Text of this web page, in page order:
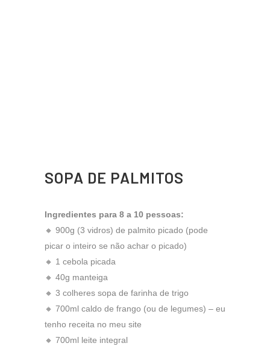
SOPA DE PALMITOS
Ingredientes para 8 a 10 pessoas:
🔸 900g (3 vidros) de palmito picado (pode
picar o inteiro se não achar o picado)
🔸 1 cebola picada
🔸 40g manteiga
🔸 3 colheres sopa de farinha de trigo
🔸 700ml caldo de frango (ou de legumes) – eu
tenho receita no meu site
🔸 700ml leite integral